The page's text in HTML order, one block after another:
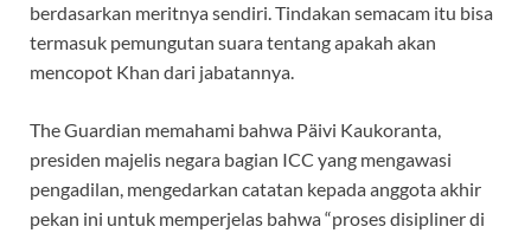
berdasarkan meritnya sendiri. Tindakan semacam itu bisa
termasuk pemungutan suara tentang apakah akan
mencopot Khan dari jabatannya.
The Guardian memahami bahwa Päivi Kaukoranta,
presiden majelis negara bagian ICC yang mengawasi
pengadilan, mengedarkan catatan kepada anggota akhir
pekan ini untuk memperjelas bahwa “proses disipliner di